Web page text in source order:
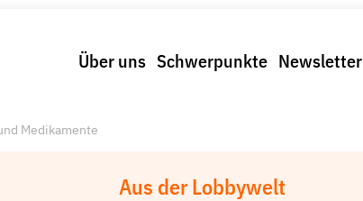
Über uns Schwerpunkte Newsletter
Medikamente
Aus der Lobbywelt